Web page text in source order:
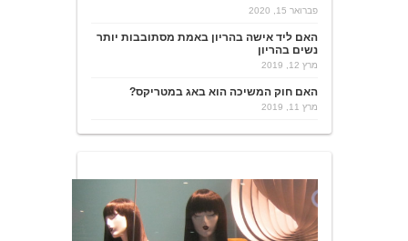
פברואר 15, 2020
האם ליד אישה בהריון באמת מסתובבות יותר
נשים בהריון
מרץ 12, 2019
האם חוק המשיכה הוא באג במטריקס?
מרץ 11, 2019